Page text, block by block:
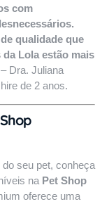
com
qualidade que
Lola estão mais
– Dra. Juliana
de 2 anos.
seu pet, conheça
na Pet Shop
oferece uma